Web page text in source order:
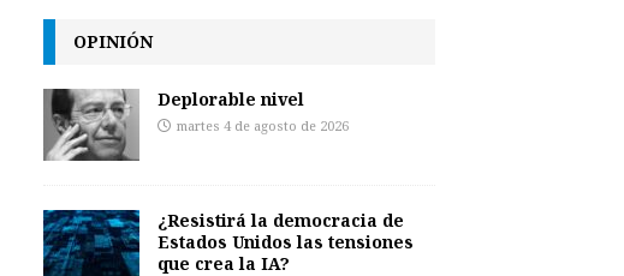
OPINIÓN
Deplorable nivel
martes 4 de agosto de 2026
¿Resistirá la democracia de
Estados Unidos las tensiones
que crea la IA?